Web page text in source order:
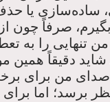
ساده‌سازی یا
بگیرم، صرفاً چون
تنهایی را به
دقیقاً
من برای
برسد؛ اما برای